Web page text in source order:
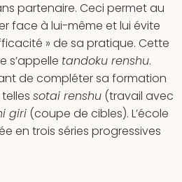
partenaire. Ceci permet au
face à lui-même et lui évite
» de sa pratique. Cette
s’appelle tandoku renshu.
de compléter sa formation
sotai renshu (travail avec
giri (coupe de cibles). L’école
en trois séries progressives